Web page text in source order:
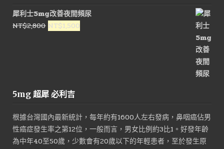
價
格：
NT$1,800。
價
格：
NT$900。
犀利士5mg改善夜間頻尿
NT$2,800 原
NT$1,500
5mg 超犀 必利吉
根據台灣國內最新統計，每年約有1600人左右發病，鼻咽癌佔男
性癌症發生率之第12位，一般而言，男女比例約3比1。好發年齡
為中年40至50歲，少數會有20歲以下的年輕患者，至於發生原